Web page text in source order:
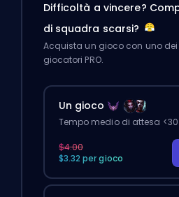
Difficoltà a vincere?
di squadra scarsi?
Acquista un gioco con uno dei
giocatori PRO.
Un gioco
Tempo medio di attesa
$4.00
$3.32 per gioco